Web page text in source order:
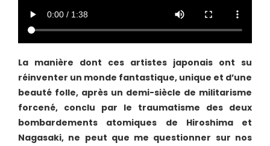
La manière dont ces artistes japonais ont su
réinventer un monde fantastique, unique et d’une
beauté folle, après un demi-siècle de militarisme
forcené, conclu par le traumatisme des deux
bombardements atomiques de Hiroshima et
Nagasaki, ne peut que me questionner sur nos